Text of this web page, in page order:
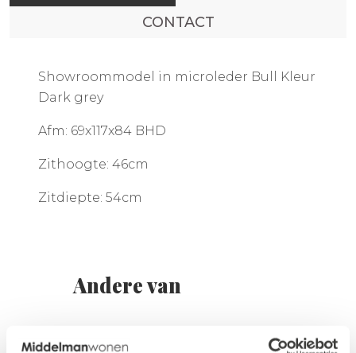
CONTACT
Showroommodel in microleder Bull Kleur
Dark grey
Afm: 69x117x84 BHD
Zithoogte: 46cm
Zitdiepte: 54cm
Andere van